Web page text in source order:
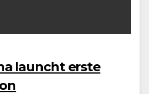
launcht erste